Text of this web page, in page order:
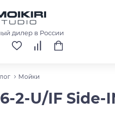
дилер в России
Мойки
2-U/IF